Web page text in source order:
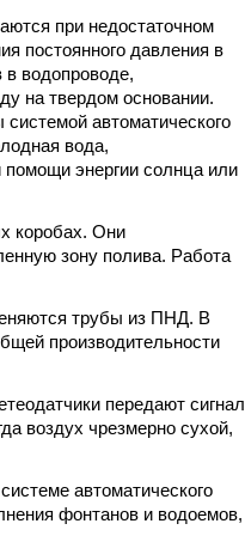
при недостаточном
постоянного давления в
в водопроводе,
на твердом основании.
автоматического
вода,
энергии солнца или
коробах. Они
зону полива. Работа
трубы из ПНД. В
производительности
передают сигнал
воздух чрезмерно сухой,
автоматического
фонтанов и водоемов,